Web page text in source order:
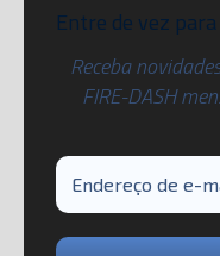
Entre de vez
Receba
FIRE-DASH